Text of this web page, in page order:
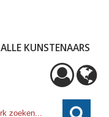
ALLE KUNSTENAARS